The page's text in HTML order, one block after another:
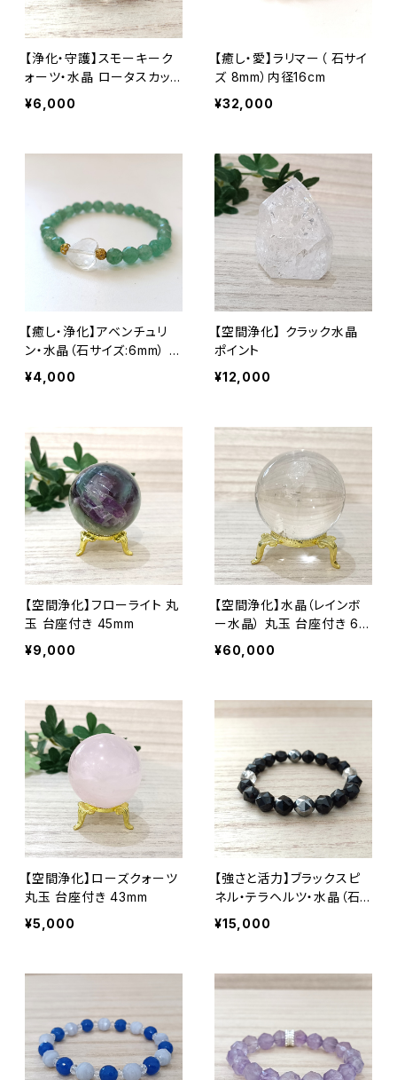
【浄化・守護】スモーキーク
ォーツ・水晶 ロータスカット
（石サイズ：6・8mm）内径15
cm
¥6,000
【癒し・愛】ラリマー（ 石サイ
ズ 8mm）内径16cm
¥32,000
【癒し・浄化】アベンチュリ
ン・水晶（石サイズ:6mm） 内
径14cm
¥4,000
【空間浄化】 クラック水晶
ポイント
¥12,000
【空間浄化】フローライト 丸
玉 台座付き 45mm
¥9,000
【空間浄化】水晶（レインボ
ー水晶） 丸玉 台座付き 60
mm
¥60,000
【空間浄化】ローズクォーツ
丸玉 台座付き 43mm
¥5,000
【強さと活力】ブラックスピ
ネル・テラヘルツ・水晶（石
サイズ:10mm） 内径17cm
¥15,000